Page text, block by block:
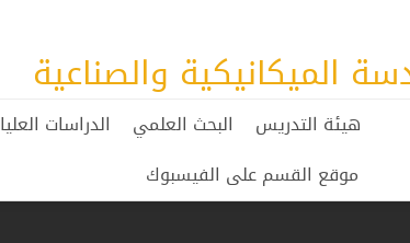
الميكانيكية والصناعية
هيئة التدريس البحث العلمي الدراسات العليا
موقع القسم على الفيسبوك